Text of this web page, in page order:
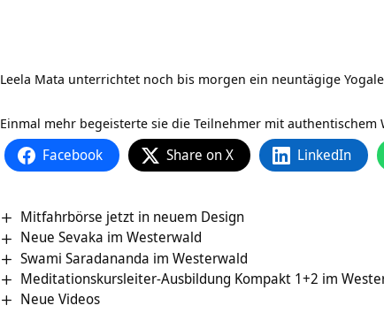
Leela Mata unterrichtet noch bis morgen ein neuntägige
Einmal mehr begeisterte sie die Teilnehmer mit
Facebook Share on X LinkedIn
Mitfahrbörse jetzt in neuem Design
Neue Sevaka im Westerwald
Swami Saradananda im Westerwald
Meditationskursleiter-Ausbildung Kompakt 1+2 im
Neue Videos